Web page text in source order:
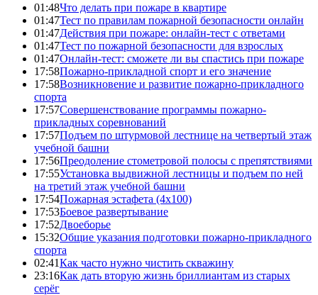
01:48Что делать при пожаре в квартире
01:47Тест по правилам пожарной безопасности онлайн
01:47Действия при пожаре: онлайн-тест с ответами
01:47Тест по пожарной безопасности для взрослых
01:47Онлайн-тест: сможете ли вы спастись при пожаре
17:58Пожарно-прикладной спорт и его значение
17:58Возникновение и развитие пожарно-прикладного
спорта
17:57Совершенствование программы пожарно-
прикладных соревнований
17:57Подъем по штурмовой лестнице на четвертый этаж
учебной башни
17:56Преодоление стометровой полосы с препятствиями
17:55Установка выдвижной лестницы и подъем по ней
на третий этаж учебной башни
17:54Пожарная эстафета (4x100)
17:53Боевое развертывание
17:52Двоеборье
15:32Общие указания подготовки пожарно-прикладного
спорта
02:41Как часто нужно чистить скважину
23:16Как дать вторую жизнь бриллиантам из старых
серёг